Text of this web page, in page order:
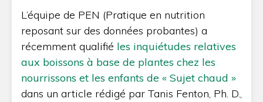
L’équipe de PEN (Pratique en nutrition
reposant sur des données probantes) a
récemment qualifié les inquiétudes relatives
aux boissons à base de plantes chez les
nourrissons et les enfants de « Sujet chaud »
dans un article rédigé par Tanis Fenton, Ph. D.,